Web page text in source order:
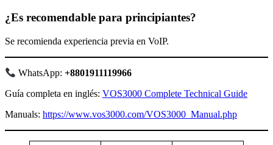
¿Es recomendable para principiantes?
Se recomienda experiencia previa en VoIP.
WhatsApp:+8801911119966
Guía completa en inglés: VOS3000 Complete Technical Guide
Manuals: https://www.vos3000.com/VOS3000_Manual.php